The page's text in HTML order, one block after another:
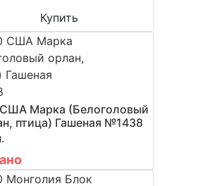
Купить
Марка (Белоголовый
птица) Гашеная №1438